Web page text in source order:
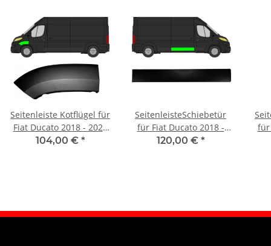
Seitenleiste Kotflügel für
Fiat Ducato 2018 - 2021
vorne links
104,00 € *
SeitenleisteSchiebetür
für Fiat Ducato 2018 -
2021 rechts
120,00 € *
für